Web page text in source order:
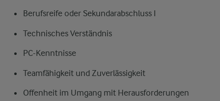
Berufsreife oder Sekundarabschluss I
Technisches Verständnis
PC-Kenntnisse
Teamfähigkeit und Zuverlässigkeit
Offenheit im Umgang mit Herausforderungen